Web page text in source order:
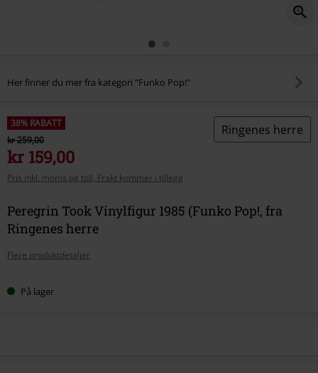
Her finner du mer fra kategori "Funko Pop!"
38% RABATT
kr 259,00
kr 159,00
Pris inkl. moms og toll, Frakt kommer i tillegg
Ringenes herre
Peregrin Took Vinylfigur 1985 (Funko Pop!, fra
Ringenes herre
Flere produktdetaljer
På lager